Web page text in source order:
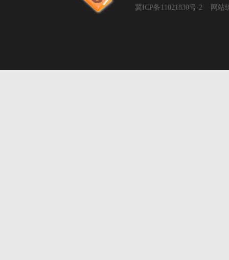
冀ICP备11021830号-2
网站